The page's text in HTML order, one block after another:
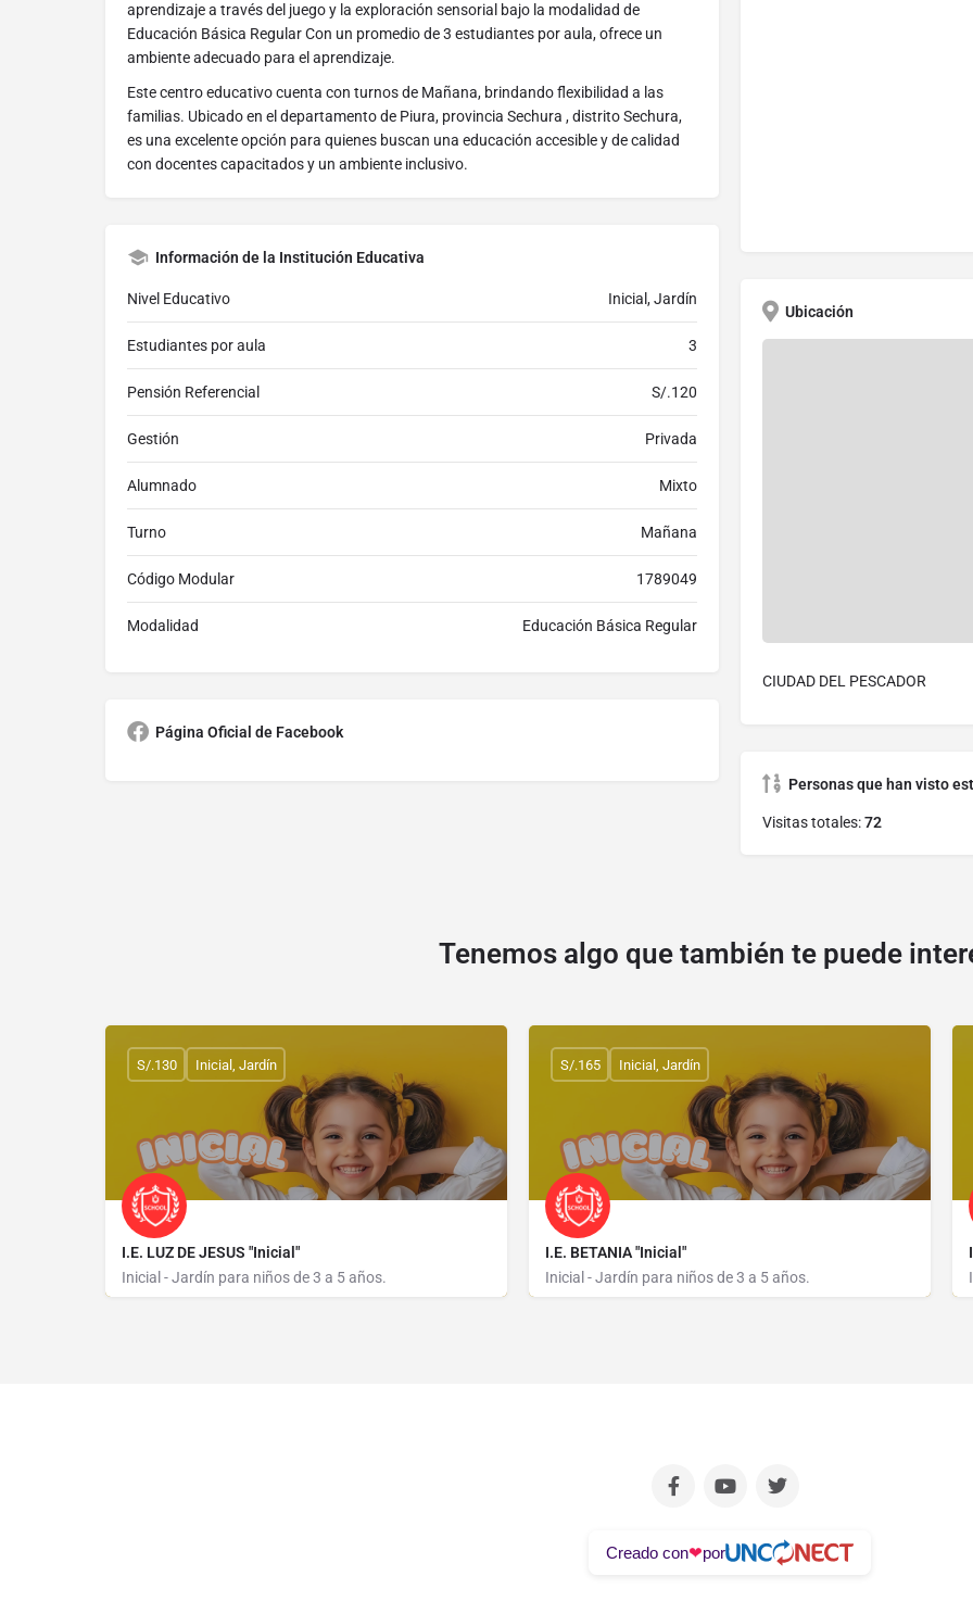
aprendizaje a través del juego y la exploración sensorial bajo la modalidad de
Educación Básica Regular Con un promedio de 3 estudiantes por aula, ofrece un
ambiente adecuado para el aprendizaje.
Este centro educativo cuenta con turnos de Mañana, brindando flexibilidad a las
familias. Ubicado en el departamento de Piura, provincia Sechura , distrito Sechura,
es una excelente opción para quienes buscan una educación accesible y de calidad
con docentes capacitados y un ambiente inclusivo.
Información de la Institución Educativa
Nivel Educativo Inicial, Jardín
Estudiantes por aula 3
Pensión Referencial S/.120
Gestión Privada
Alumnado Mixto
Turno Mañana
Código Modular 1789049
Modalidad Educación Básica Regular
Página Oficial de Facebook
Ubicación
CIUDAD DEL PESCADOR
Personas que han visto
Visitas totales:72
Tenemos algo que también te puede
I.E. LUZ DE JESUS "Inicial"
Inicial - Jardín para niños de 3 a 5 años.
S/.130 Inicial, Jardín
I.E. BETANIA "Inicial"
Inicial - Jardín para niños de 3 a 5 años.
S/.165 Inicial, Jardín
Creado con❤por